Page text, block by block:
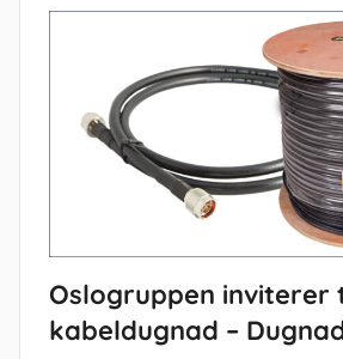
Oslogruppen inviterer
kabeldugnad –